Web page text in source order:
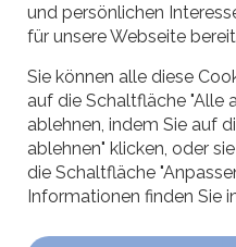
und persönlichen
für unsere Webseite
Sie können alle diese
auf die Schaltfläche "Alle
ablehnen, indem Sie auf
ablehnen" klicken, oder
die Schaltfläche
Informationen finden Sie